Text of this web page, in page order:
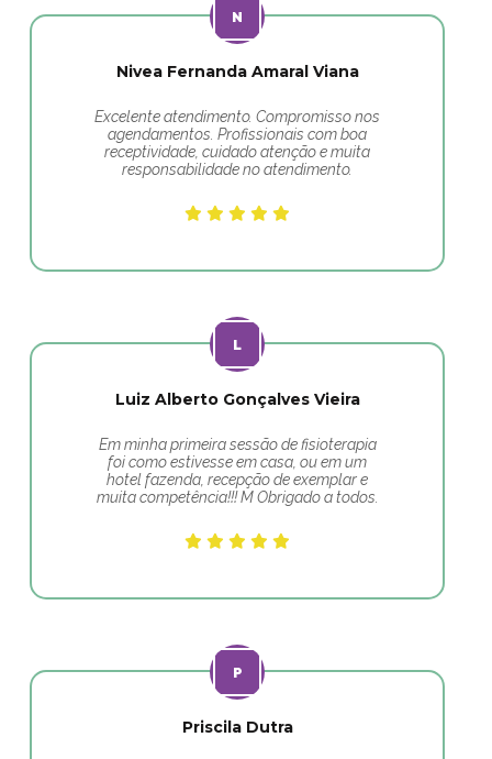
Nivea Fernanda Amaral Viana
Excelente atendimento. Compromisso nos
agendamentos. Profissionais com boa
receptividade, cuidado atenção e muita
responsabilidade no atendimento.
Luiz Alberto Gonçalves Vieira
Em minha primeira sessão de fisioterapia
foi como estivesse em casa, ou em um
hotel fazenda, recepção de exemplar e
muita competência!!! M Obrigado a todos.
Priscila Dutra